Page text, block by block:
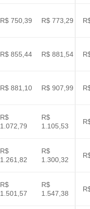
R$ 750,39 R$ 773,29
R$ 855,44 R$ 881,54
R$ 881,10 R$ 907,99
R$
1.072,79
R$
1.105,53
R$
1.261,82
R$
1.300,32
R$
1.501,57
R$
1.547,38